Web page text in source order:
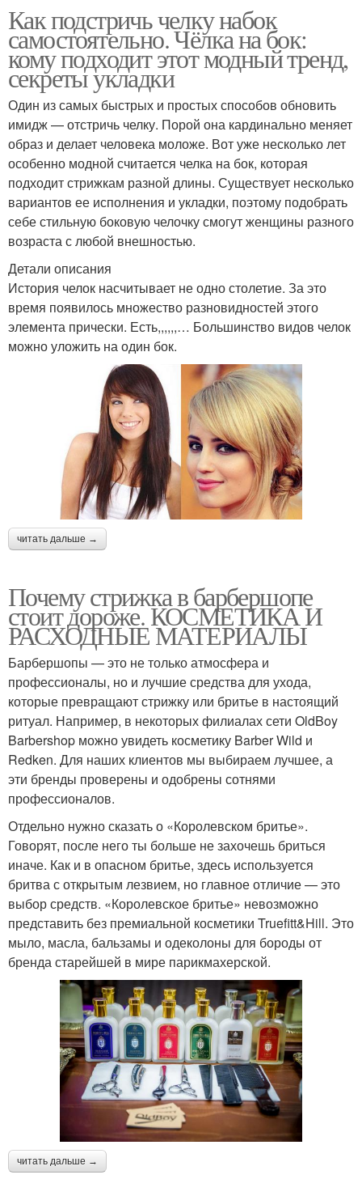
Как подстричь челку набок
самостоятельно. Чёлка на бок:
кому подходит этот модный тренд,
секреты укладки
Один из самых быстрых и простых способов обновить
имидж — отстричь челку. Порой она кардинально меняет
образ и делает человека моложе. Вот уже несколько лет
особенно модной считается челка на бок, которая
подходит стрижкам разной длины. Существует несколько
вариантов ее исполнения и укладки, поэтому подобрать
себе стильную боковую челочку смогут женщины разного
возраста с любой внешностью.
Детали описания
История челок насчитывает не одно столетие. За это
время появилось множество разновидностей этого
элемента прически. Есть,,,,,,… Большинство видов челок
можно уложить на один бок.
читать дальше →
Почему стрижка в барбершопе
стоит дороже. КОСМЕТИКА И
РАСХОДНЫЕ МАТЕРИАЛЫ
Барбершопы — это не только атмосфера и
профессионалы, но и лучшие средства для ухода,
которые превращают стрижку или бритье в настоящий
ритуал. Например, в некоторых филиалах сети OldBoy
Barbershop можно увидеть косметику Barber Wild и
Redken. Для наших клиентов мы выбираем лучшее, а
эти бренды проверены и одобрены сотнями
профессионалов.
Отдельно нужно сказать о «Королевском бритье».
Говорят, после него ты больше не захочешь бриться
иначе. Как и в опасном бритье, здесь используется
бритва с открытым лезвием, но главное отличие — это
выбор средств. «Королевское бритье» невозможно
представить без премиальной косметики Truefitt&Hill. Это
мыло, масла, бальзамы и одеколоны для бороды от
бренда старейшей в мире парикмахерской.
читать дальше →